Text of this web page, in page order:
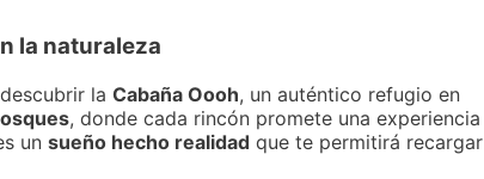
la naturaleza
la Cabaña Oooh, un auténtico refugio en
, donde cada rincón promete una experiencia
un sueño hecho realidad que te permitirá recargar